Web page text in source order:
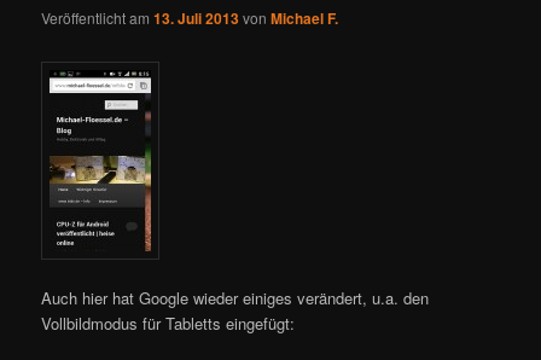
Veröffentlicht am13. Juli 2013vonMichael F.
Auch hier hat Google wieder einiges verändert, u.a. den
Vollbildmodus für Tabletts eingefügt: